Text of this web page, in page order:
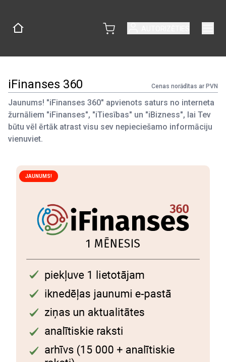
iFinanses 360 Cenas norādītas ar PVN
Jaunums! "iFinanses 360" apvienots saturs no interneta
žurnāliem "iFinanses", "iTiesības" un "iBizness", lai Tev
būtu vēl ērtāk atrast visu sev nepieciešamo informāciju
vienuviet.
JAUNUMS!